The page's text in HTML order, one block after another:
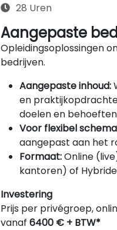
28 Uren
Aangepaste
Opleidingsoplossingen
bedrijven.
Aangepaste inhoud:
en
doelen en
Voor flexibel
aangepast aan het
Formaat:Online
kantoren) of
Investering
Prijs per privégroep,
vanaf 6400 € + BTW*